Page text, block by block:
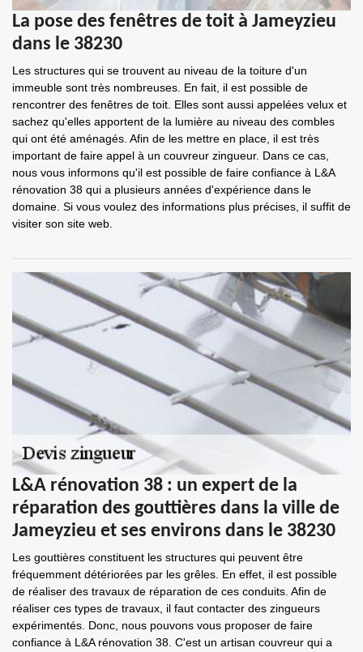
La pose des fenêtres de toit à Jameyzieu
dans le 38230
Les structures qui se trouvent au niveau de la toiture d'un
immeuble sont très nombreuses. En fait, il est possible de
rencontrer des fenêtres de toit. Elles sont aussi appelées velux et
sachez qu'elles apportent de la lumière au niveau des combles
qui ont été aménagés. Afin de les mettre en place, il est très
important de faire appel à un couvreur zingueur. Dans ce cas,
nous vous informons qu'il est possible de faire confiance à L&A
rénovation 38 qui a plusieurs années d'expérience dans le
domaine. Si vous voulez des informations plus précises, il suffit de
visiter son site web.
L&A rénovation 38 : un expert de la
réparation des gouttières dans la ville de
Jameyzieu et ses environs dans le 38230
Les gouttières constituent les structures qui peuvent être
fréquemment détériorées par les grêles. En effet, il est possible
de réaliser des travaux de réparation de ces conduits. Afin de
réaliser ces types de travaux, il faut contacter des zingueurs
expérimentés. Donc, nous pouvons vous proposer de faire
confiance à L&A rénovation 38. C'est un artisan couvreur qui a